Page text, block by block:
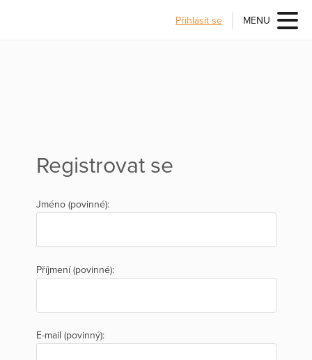
Přihlásit se MENU
Registrovat se
Jméno (povinné):
Příjmení (povinné):
E-mail (povinný):